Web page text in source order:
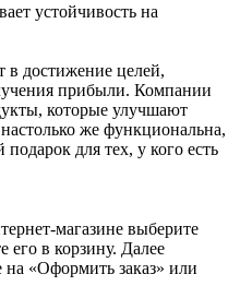
устойчивость на
в достижение целей,
прибыли. Компании
которые улучшают
же функциональна,
для тех, у кого есть
магазине выберите
его в корзину. Далее
«Оформить заказ» или